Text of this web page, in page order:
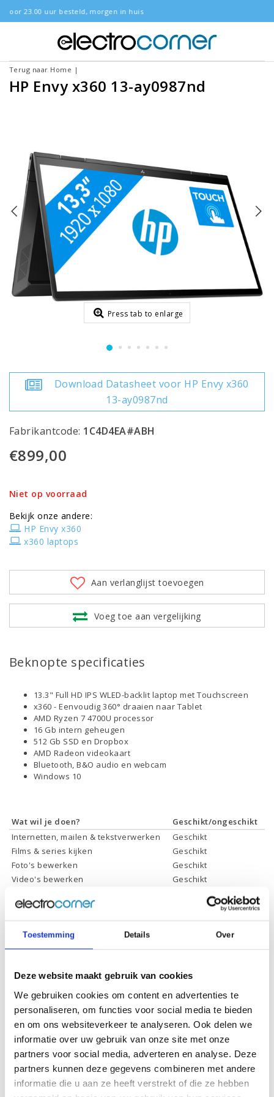
Toestemming Details Over
Deze website maakt gebruik van cookies
We gebruiken cookies om content en advertenties te
personaliseren, om functies voor social media te bieden
en om ons websiteverkeer te analyseren. Ook delen we
informatie over uw gebruik van onze site met onze
partners voor social media, adverteren en analyse. Deze
partners kunnen deze gegevens combineren met andere
informatie die u aan ze heeft verstrekt of die ze hebben
in huis
Terug naar Home |
HP Envy x360 13-ay0987nd
Press tab to enlarge
Download Datasheet voor HP Envy x360
13-ay0987nd
Fabrikantcode: 1C4D4EA#ABH
€899,00
Niet op voorraad
Bekijk onze andere:
HP Envy x360
x360 laptops
Aan verlanglijst toevoegen
Voeg toe aan vergelijking
Beknopte specificaties
13.3" Full HD IPS WLED-backlit laptop met Touchscreen
x360 - Eenvoudig 360° draaien naar Tablet
AMD Ryzen 7 4700U processor
16 Gb intern geheugen
512 Gb SSD en Dropbox
AMD Radeon videokaart
Bluetooth, B&O audio en webcam
Windows 10
Wat wil je doen?
Geschikt/ongeschikt
Internetten, mailen & tekstverwerken
Geschikt
Films & series kijken
Geschikt
Foto's bewerken
Geschikt
Video's bewerken
Geschikt
Geschikt *
* Systeemvereisten zijn sterk afhankelijk van de games die u wilt spelen,
Specificaties
Schermdiagonaal:
13.3 inch (33,8 cm)
Scherm resolutie:
1920 x 1080 (Full HD)
Touchscreen:
Ja
Scherm omklapbaar:
Ja (eenvoudig 360° draaien
naar tablet)